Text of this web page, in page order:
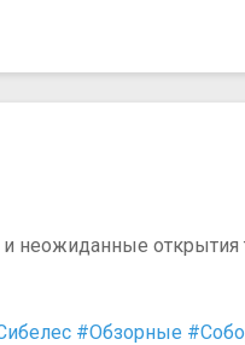
неожиданные открытия
#Обзорные